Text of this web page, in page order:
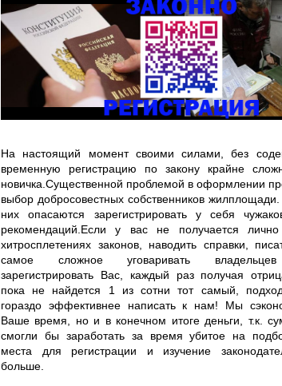
На настоящий момент своими силами, без
временную регистрацию по закону крайне
новичка.Существенной проблемой в оформлении
выбор добросовестных собственников
них опасаются зарегистрировать у себя
рекомендаций.Если у вас не получается
хитросплетениях законов, наводить справки,
самое сложное уговаривать
зарегистрировать Вас, каждый раз получая
пока не найдется 1 из сотни тот самый,
гораздо эффективнее написать к нам! Мы
Ваше время, но и в конечном итоге деньги, т.к.
смогли бы заработать за время убитое на
места для регистрации и изучение
больше.